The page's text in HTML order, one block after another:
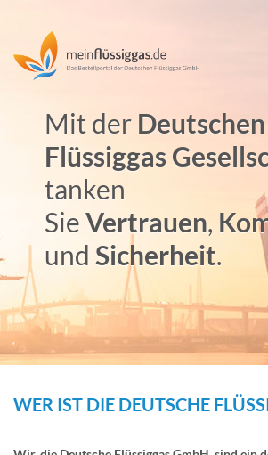
Mit der Deutschen
Flüssiggas
tanken
SieVertrauen,
und Sicherheit.
WER IST DIE DEUTSCHE